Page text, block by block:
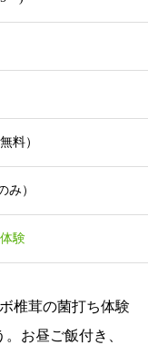
料）
み）
験
椎茸の菌打ち体験
お昼ご飯付き、